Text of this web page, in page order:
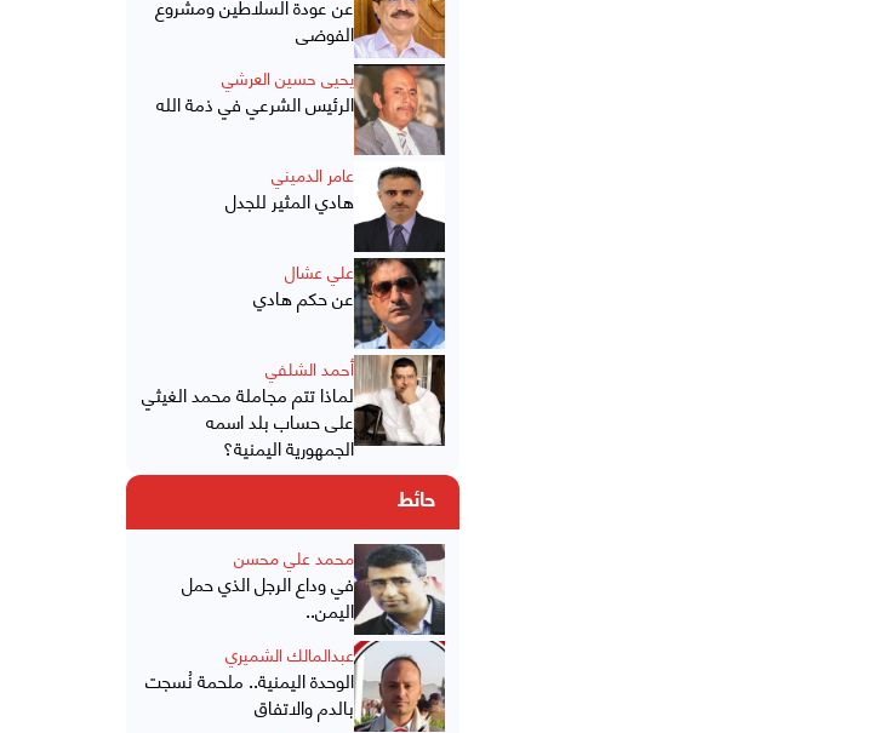
الفوضى
يحيى حسين العرشي
الرئيس الشرعي في ذمة الله
عامر الدميني
هادي المثير للجدل
علي عشال
عن حكم هادي
أحمد الشلفي
لماذا تتم مجاملة محمد الغيثي
على حساب بلد اسمه
الجمهورية اليمنية؟
حائط
محمد علي محسن
في وداع الرجل الذي حمل
اليمن..
عبدالمالك الشميري
الوحدة اليمنية.. ملحمة نُسجت
بالدم والاتفاق